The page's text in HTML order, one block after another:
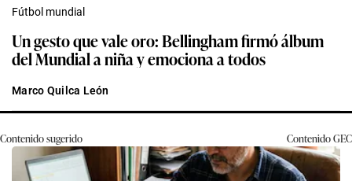
Fútbol mundial
Un gesto que vale oro: Bellingham firmó álbum
del Mundial a niña y emociona a todos
Marco Quilca León
Contenido sugerido ContenidoGEC